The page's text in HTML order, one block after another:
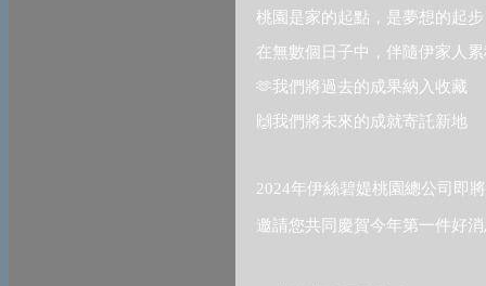
桃園是家的起點，是夢想的起步
在無數個日子中，伴隨伊家人
🫶我們將過去的成果納入收藏
🙌我們將未來的成就寄託新地
2024年伊絲碧媞桃園總公司即
邀請您共同慶賀今年第一件好